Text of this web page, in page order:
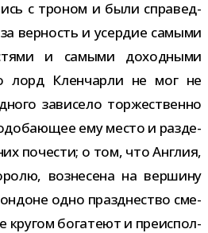
с тро­ном и были спра­вед­
вер­ность и усер­дие самыми
и самыми доход­ными
лорд Кленчарли не мог не
зави­село тор­же­ственно
ему место и раз­де­
поче­сти; о том, что Англия,
воз­не­сена на вер­шину
одно празд­не­ство сме­
кру­гом бога­теют и пре­ис­пол­